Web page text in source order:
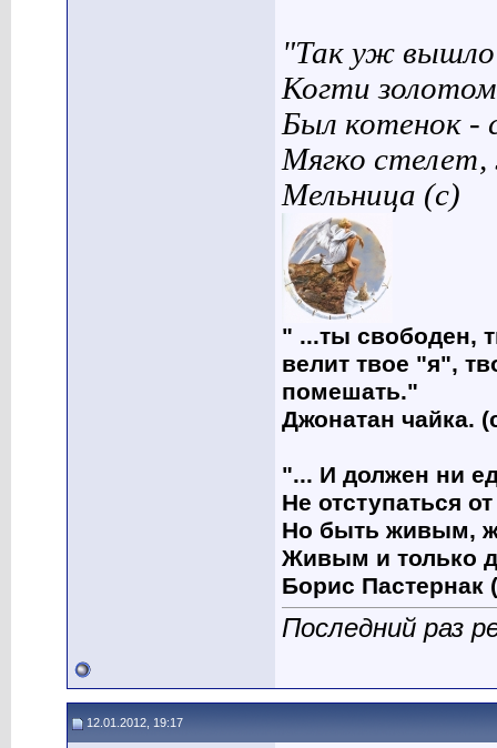
"Так уж вышло
Когти
Был котенок -
Мягко
Мельница (с)
" ...ты свободен,
велит твое "я",
помешать."
Джонатан чайка.
"... И должен ни
Не отступаться
Но быть живым,
Живым и только
Борис Пастернак
Последний раз
12.01.2012, 19:17